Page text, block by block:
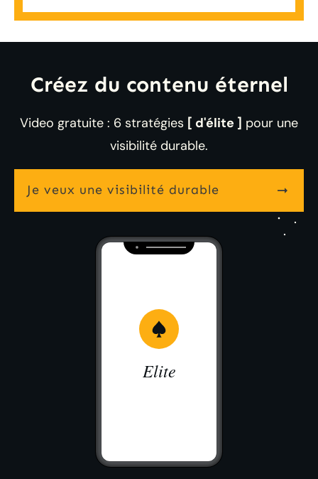
Elite
Créez du contenu éternel
Video gratuite : 6 stratégies [ d'élite ] pour une
visibilité durable.
Je veux une visibilité durable